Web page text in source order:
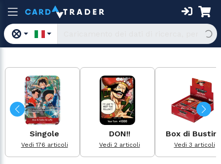
Singole
Vedi 176 articoli
DON!!
Vedi 2 articoli
Box di
Vedi 3 articoli